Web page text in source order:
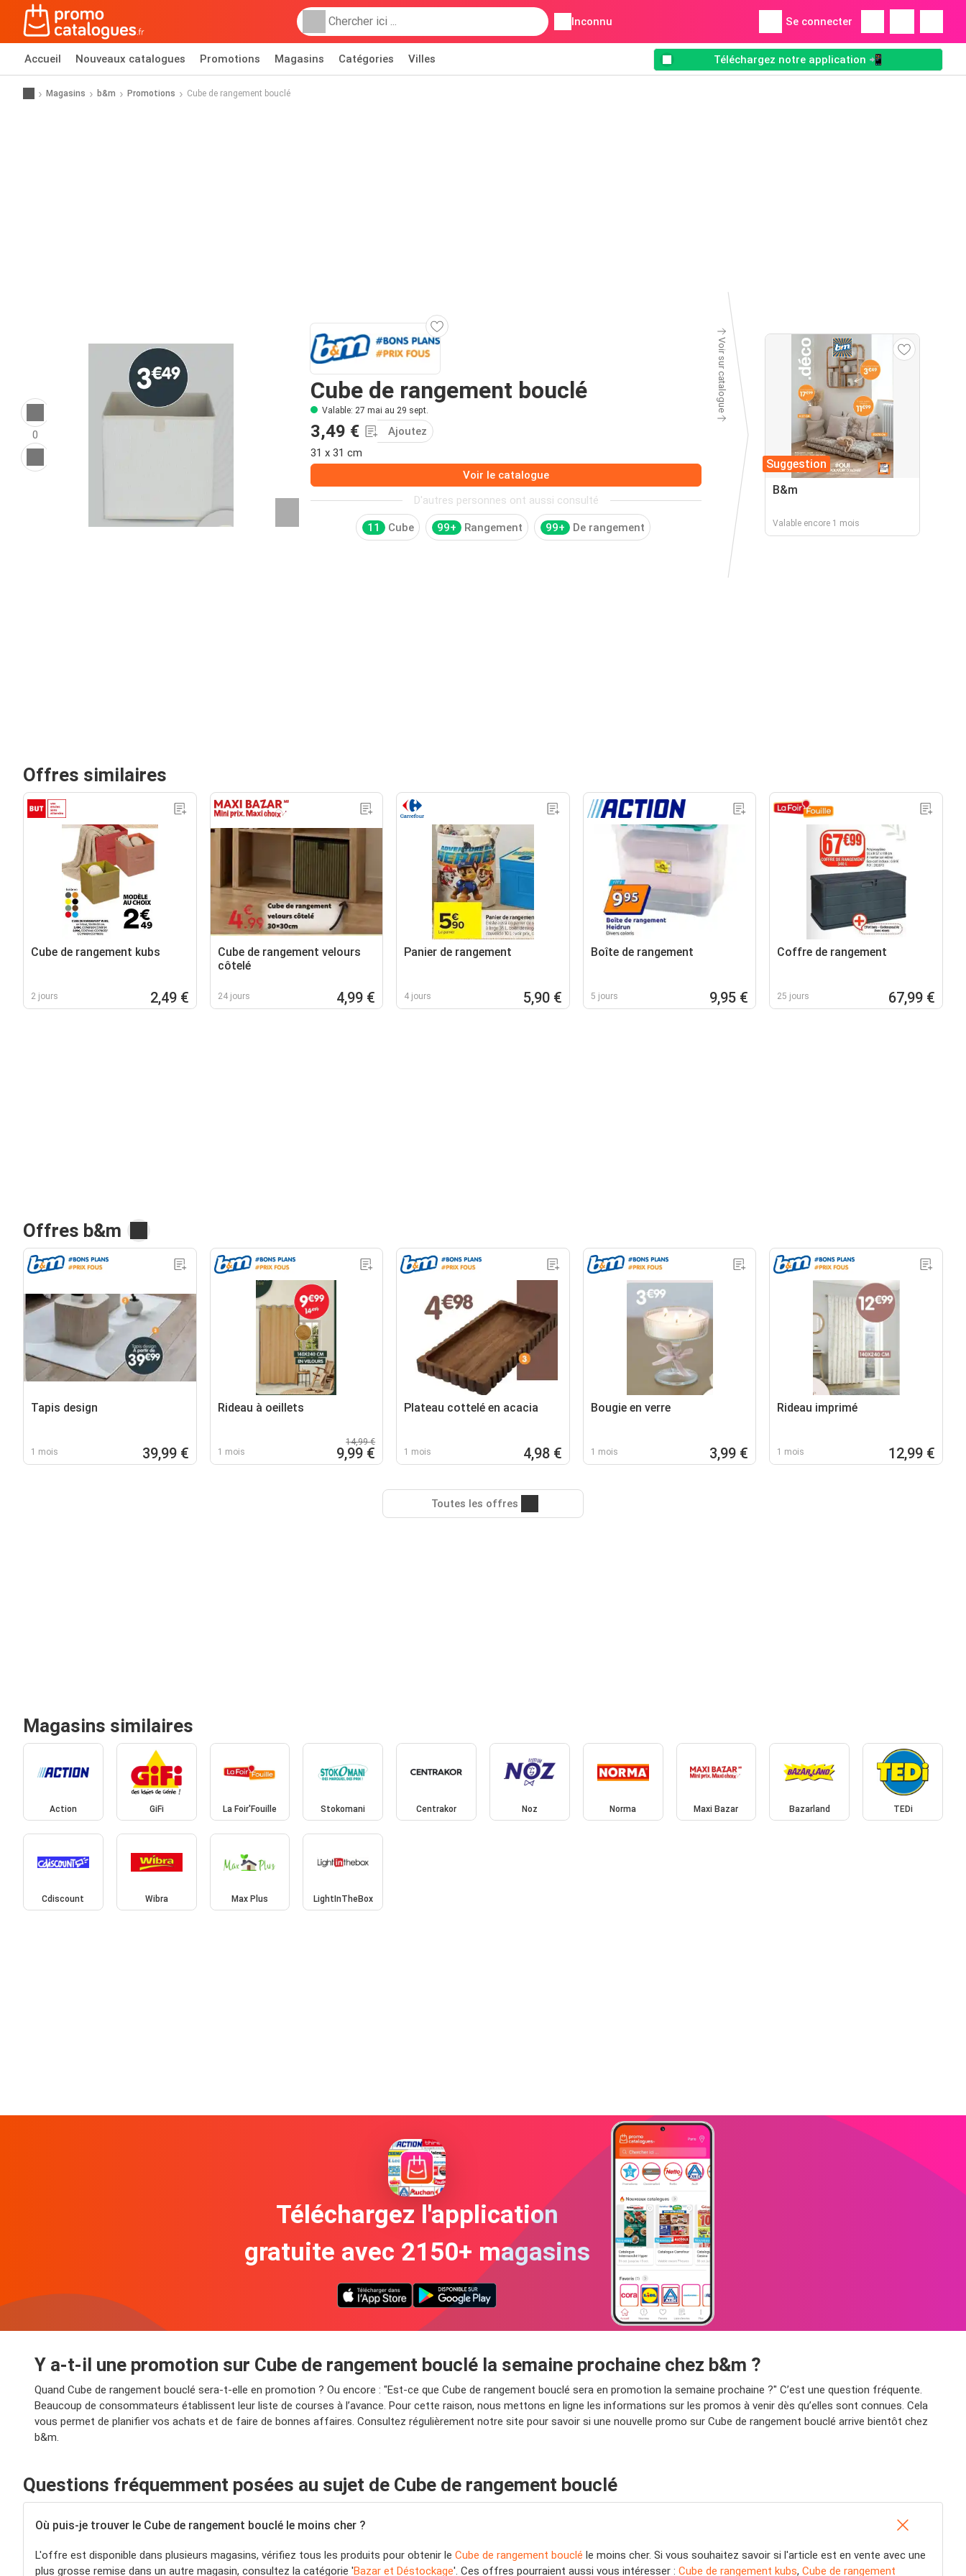
Inconnu Se connecter
Accueil Nouveaux catalogues Promotions Magasins Catégories Villes Téléchargez notre application 📲
Magasins b&m Promotions Cube de rangement bouclé
0
Cube de rangement bouclé
Valable: 27 mai au 29 sept.
3,49 €
Ajoutez
31 x 31 cm
Voir le catalogue
D'autres personnes ont aussi consulté
11 Cube 99+ Rangement 99+ De rangement
Voir sur catalogue
Suggestion
B&m
Valable encore 1 mois
Offres similaires
Cube de rangement kubs
2 jours 2,49 €
Cube de rangement velours
côtelé
24 jours 4,99 €
Panier de rangement
4 jours 5,90 €
Boîte de rangement
5 jours 9,95 €
Coffre de rangement
25 jours 67,99 €
Offres b&m
Tapis design
1 mois 39,99 €
Rideau à oeillets
1 mois
14,99 €
9,99 €
Plateau cottelé en acacia
1 mois 4,98 €
Bougie en verre
1 mois 3,99 €
Rideau imprimé
1 mois 12,99 €
Toutes les offres
Magasins similaires
Action GiFi La Foir'Fouille Stokomani Centrakor Noz Norma Maxi Bazar Bazarland TEDi
Cdiscount Wibra Max Plus LightInTheBox
Téléchargez l'application
gratuite avec 2150+ magasins
Y a-t-il une promotion sur Cube de rangement bouclé la semaine prochaine chez b&m ?
Quand Cube de rangement bouclé sera-t-elle en promotion ? Ou encore : "Est-ce que Cube de rangement bouclé sera en promotion la semaine prochaine ?" C’est une question fréquente.
Beaucoup de consommateurs établissent leur liste de courses à l’avance. Pour cette raison, nous mettons en ligne les informations sur les promos à venir dès qu’elles sont connues. Cela
vous permet de planifier vos achats et de faire de bonnes affaires. Consultez régulièrement notre site pour savoir si une nouvelle promo sur Cube de rangement bouclé arrive bientôt chez
b&m.
Questions fréquemment posées au sujet de Cube de rangement bouclé
Où puis-je trouver le Cube de rangement bouclé le moins cher ?
L'offre est disponible dans plusieurs magasins, vérifiez tous les produits pour obtenir le Cube de rangement bouclé le moins cher. Si vous souhaitez savoir si l'article est en vente avec une
plus grosse remise dans un autre magasin, consultez la catégorie 'Bazar et Déstockage'. Ces offres pourraient aussi vous intéresser : Cube de rangement kubs, Cube de rangement